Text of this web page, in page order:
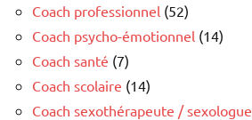
Coach professionnel (52)
Coach psycho-émotionnel (14)
Coach santé (7)
Coach scolaire (14)
Coach sexothérapeute / sexologue